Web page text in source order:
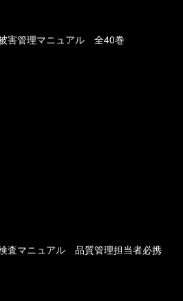
害管理マニュアル 全40巻
査マニュアル 品質管理担当者必携